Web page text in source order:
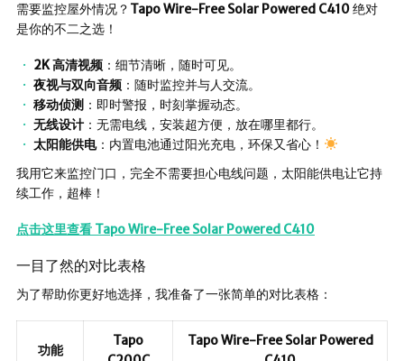
需要监控屋外情况？ Tapo Wire-Free Solar Powered C410绝对
是你的不二之选！
2K 高清视频 ：细节清晰，随时可见。
夜视与双向音频 ：随时监控并与人交流。
移动侦测 ：即时警报，时刻掌握动态。
无线设计 ：无需电线，安装超方便，放在哪里都行。
太阳能供电：内置电池通过阳光充电，环保又省心！
我用它来监控门口，完全不需要担心电线问题，太阳能供电让它持
续工作，超棒！
点击这里查看 Tapo Wire-Free Solar Powered C410
一目了然的对比表格
为了帮助你更好地选择，我准备了一张简单的对比表格：
功能
Tapo
Tapo Wire-Free Solar Powered